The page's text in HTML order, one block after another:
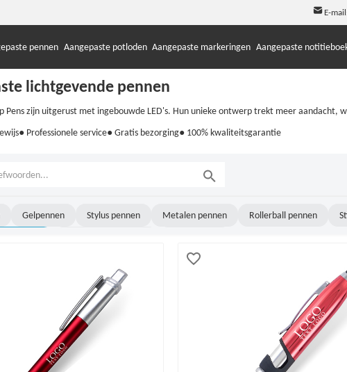
E-
pennen Aangepaste potloden Aangepaste markeringen Aangepaste
lichtgevende pennen
Pens zijn uitgerust met ingebouwde LED's. Hun unieke ontwerp trekt meer
● Professionele service● Gratis bezorging● 100% kwaliteitsgarantie
Gelpennen Stylus pennen Metalen pennen Rollerball pennen